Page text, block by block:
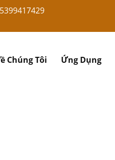
Chúng Tôi Ứng Dụng